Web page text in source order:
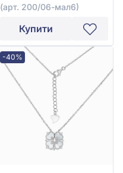
(арт. 200/06-мал6)
Купити
-40%